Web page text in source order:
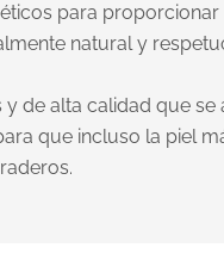
para
natural y
de alta calidad que se
que incluso la piel